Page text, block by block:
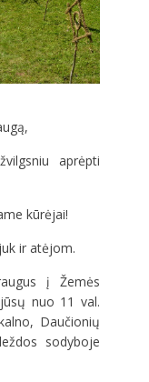
aprėpti
kūrėjai!
ir atėjom.
į Žemės
nuo 11 val.
Daučionių
sodyboje